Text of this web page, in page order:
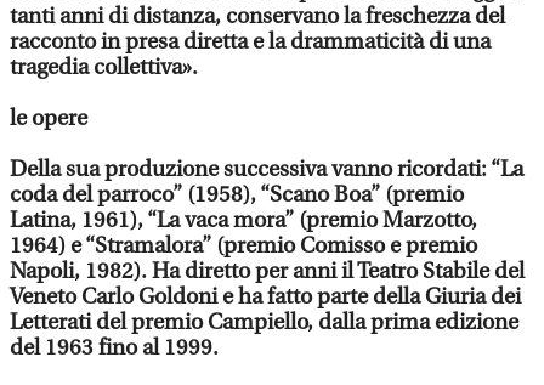
tanti anni di distanza, conservano la freschezza del
racconto in presa diretta e la drammaticità di una
tragedia collettiva».
le opere
Della sua produzione successiva vanno ricordati: “La
coda del parroco” (1958), “Scano Boa” (premio
Latina, 1961), “La vaca mora” (premio Marzotto,
1964) e “Stramalora” (premio Comisso e premio
Napoli, 1982). Ha diretto per anni il Teatro Stabile del
Veneto Carlo Goldoni e ha fatto parte della Giuria dei
Letterati del premio Campiello, dalla prima edizione
del 1963 fino al 1999.